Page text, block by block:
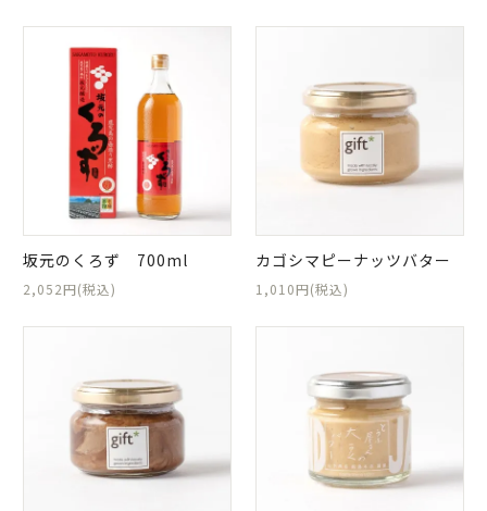
日当山無垢食堂について
実店舗のご案内
ご利用ガイド
ギフトラッピング
よくある質問
ログイン
会員登録
坂元のくろず 700ml
2,052円(税込)
カゴシマピーナッツバター
1,010円(税込)